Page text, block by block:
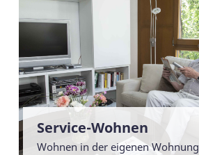
Service-Wohnen
Wohnen in der eigenen Wohnung